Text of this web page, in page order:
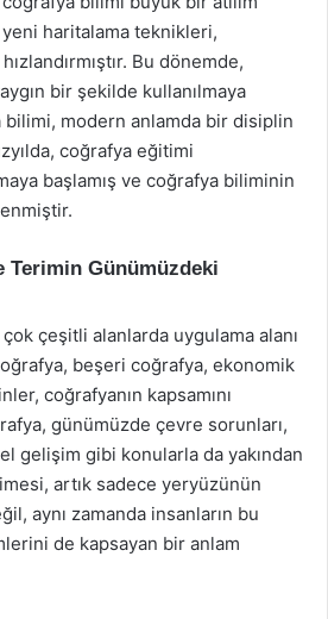
yeni haritalama teknikleri,
Bu dönemde,
bir şekilde kullanılmaya
bilimi, modern anlamda bir disiplin
coğrafya eğitimi
başlamış ve coğrafya biliminin
Terimin Günümüzdeki
çeşitli alanlarda uygulama alanı
beşeri coğrafya, ekonomik
coğrafyanın kapsamını
günümüzde çevre sorunları,
gelişim gibi konularla da yakından
artık sadece yeryüzünün
aynı zamanda insanların bu
de kapsayan bir anlam